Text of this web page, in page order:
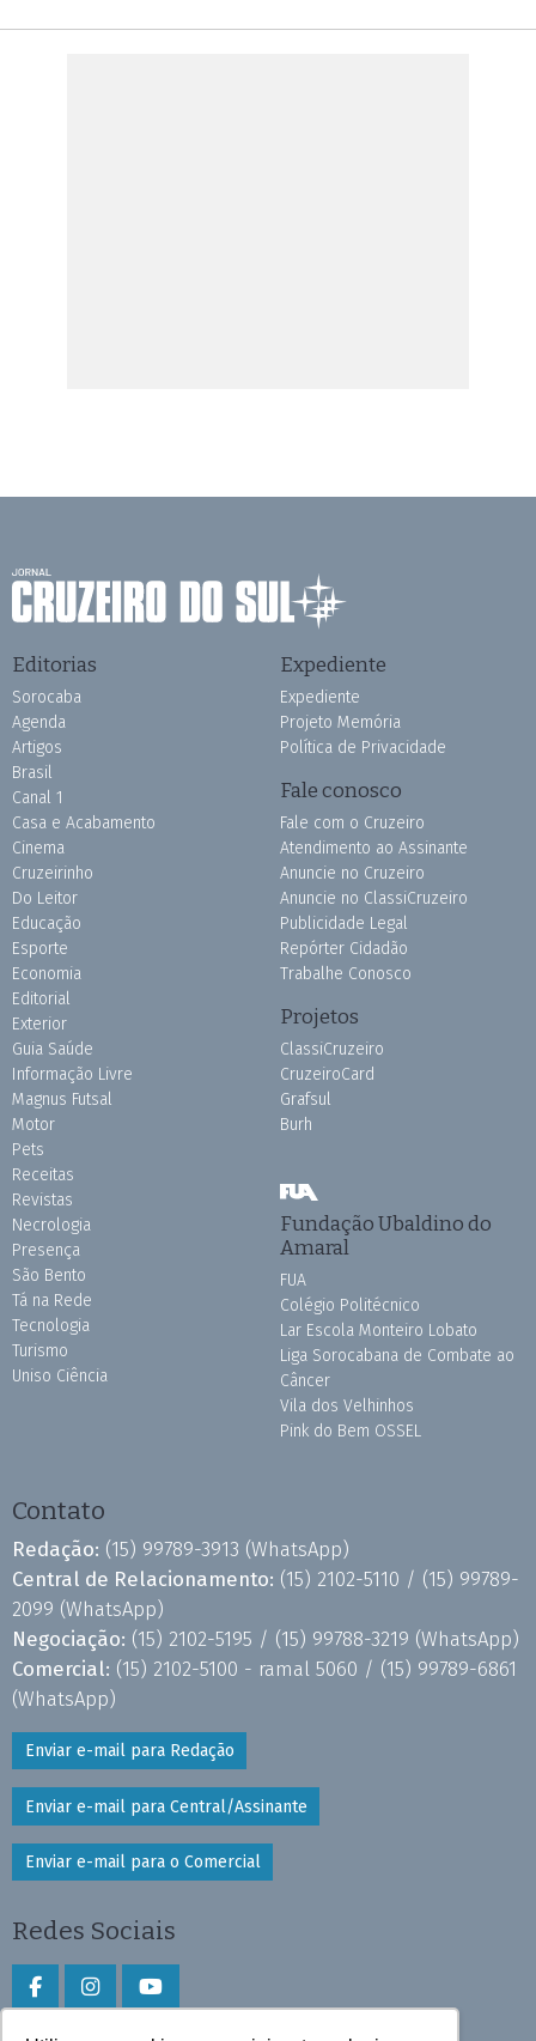
Editorias
Sorocaba
Agenda
Artigos
Brasil
Canal 1
Casa e Acabamento
Cinema
Cruzeirinho
Do Leitor
Educação
Esporte
Economia
Editorial
Exterior
Guia Saúde
Informação Livre
Magnus Futsal
Motor
Pets
Receitas
Revistas
Necrologia
Presença
São Bento
Tá na Rede
Tecnologia
Turismo
Uniso Ciência
Expediente
Expediente
Projeto Memória
Política de Privacidade
Fale conosco
Fale com o Cruzeiro
Atendimento ao Assinante
Anuncie no Cruzeiro
Anuncie no ClassiCruzeiro
Publicidade Legal
Repórter Cidadão
Trabalhe Conosco
Projetos
ClassiCruzeiro
CruzeiroCard
Grafsul
Burh
Fundação Ubaldino do
Amaral
FUA
Colégio Politécnico
Lar Escola Monteiro Lobato
Liga Sorocabana de Combate ao
Câncer
Vila dos Velhinhos
Pink do Bem OSSEL
Contato
Redação: (15) 99789-3913 (WhatsApp)
Central de Relacionamento: (15) 2102-5110 / (15) 99789-
2099 (WhatsApp)
Negociação: (15) 2102-5195 / (15) 99788-3219 (WhatsApp)
Comercial: (15) 2102-5100 - ramal 5060 / (15) 99789-6861
(WhatsApp)
Enviar e-mail para Redação
Enviar e-mail para Central/Assinante
Enviar e-mail para o Comercial
Redes Sociais